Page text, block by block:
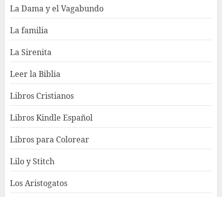
La Dama y el Vagabundo
La familia
La Sirenita
Leer la Biblia
Libros Cristianos
Libros Kindle Español
Libros para Colorear
Lilo y Stitch
Los Aristogatos